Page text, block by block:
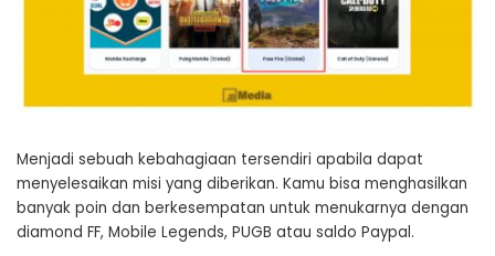
Menjadi sebuah kebahagiaan tersendiri apabila dapat
menyelesaikan misi yang diberikan. Kamu bisa menghasilkan
banyak poin dan berkesempatan untuk menukarnya dengan
diamond FF, Mobile Legends, PUGB atau saldo Paypal.